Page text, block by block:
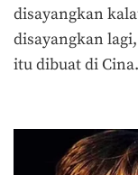
disayangkan
disayangkan
itu dibuat di